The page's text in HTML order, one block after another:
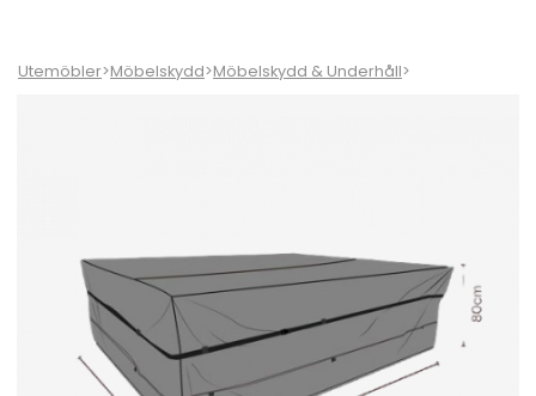
Utemöbler>Möbelskydd>Möbelskydd & Underhåll>